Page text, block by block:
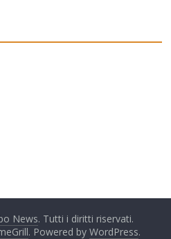
News. Tutti i diritti riservati.
. Powered by WordPress.